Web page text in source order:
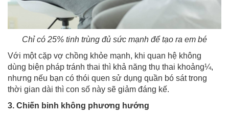
Chỉ có 25% tinh trùng đủ sức mạnh để tạo ra em bé
Với một cặp vợ chồng khỏe mạnh, khi quan hệ không
dùng biện pháp tránh thai thì khả năng thụ thai khoảng¼,
nhưng nếu bạn có thói quen sử dụng quần bó sát trong
thời gian dài thì con số này sẽ giảm đáng kế.
3. Chiến binh không phương hướng